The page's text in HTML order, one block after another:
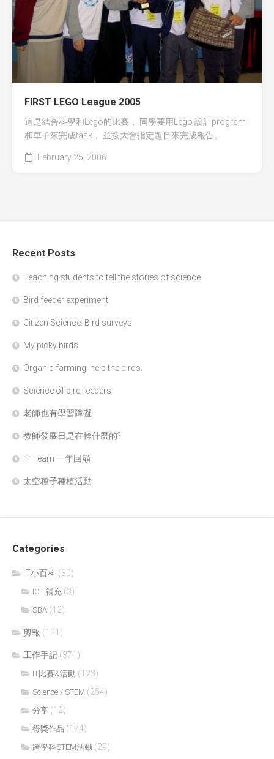
FIRST LEGO League 2005
這是結合科學和Lego的比賽， 同學要用Lego 設計program
和車子來完成task， 並按大會指定題目來完成報告。
February 25, 2006
Recent Posts
Teaching students to tell the stories of science
Bird feeder experiment
Citizen Science: Bird surveys
My picky birds
Organic farming: help the birds.
Science of bird feeders
老師也有學習障礙
教師發展日是在幹什麼的?
IT Team 一年回顧
太空種子種植活動
Categories
IT小百科 (30)
ICT 補充 (3)
SBA (12)
剪報 (131)
工作手記 (371)
IT比賽&活動 (123)
Science / STEM (254)
分享 (12)
得獎作品 (174)
跨學科STEM活動 (29)